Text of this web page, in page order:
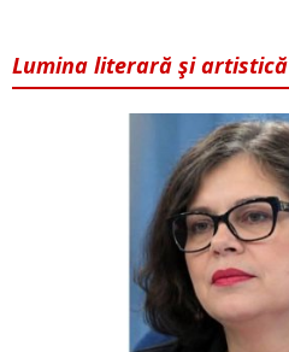
Lumina literară şi artistică